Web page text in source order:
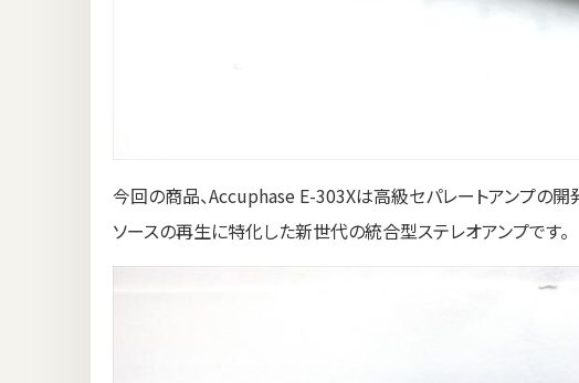
今回の商品、Accuphase E-303Xは高級セパレートアンプの
ソースの再生に特化した新世代の統合型ステレオアンプです。